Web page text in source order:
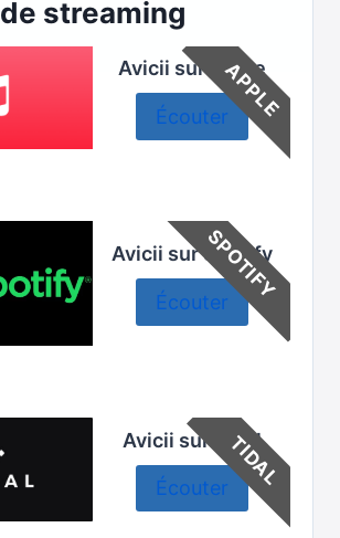
de streaming
APPLE
Avicii sur Apple
Écouter
SPOTIFY
Avicii sur Spotify
Écouter
TIDAL
Avicii sur Tidal
Écouter